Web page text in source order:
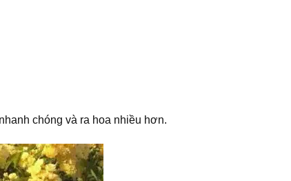
chóng và ra hoa nhiều hơn.